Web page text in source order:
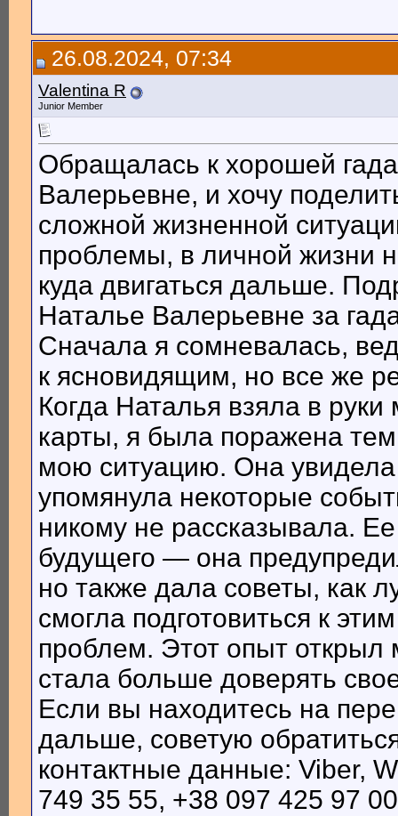
26.08.2024, 07:34
Valentina R
Junior Member
Обращалась к хорошей
Валерьевне, и хочу
сложной жизненной
проблемы, в личной жизни
куда двигаться дальше.
Наталье Валерьевне за
Сначала я сомневалась,
к ясновидящим, но все же
Когда Наталья взяла в
карты, я была поражена
мою ситуацию. Она
упомянула некоторые
никому не рассказывала.
будущего — она
но также дала советы, как
смогла подготовиться к
проблем. Этот опыт открыл
стала больше доверять
Если вы находитесь на
дальше, советую
контактные данные: Viber,
749 35 55, +38 097 425 97